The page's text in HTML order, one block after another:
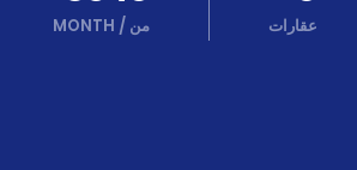
الدعم
عقارات من /
MONTH